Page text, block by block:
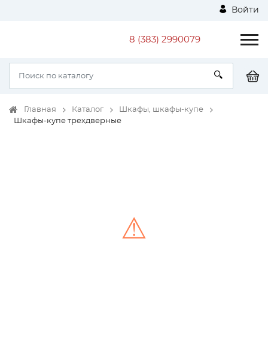
Войти
8 (383) 2990079
Главная Каталог
Шкафы, шкафы-купе
Шкафы-купе трехдверные
⚠